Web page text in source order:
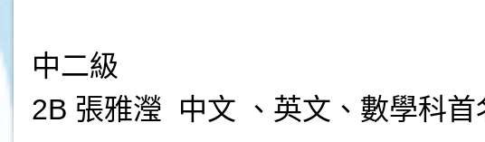
中二級
2B 張雅瀅 中文 、英文、數學科首